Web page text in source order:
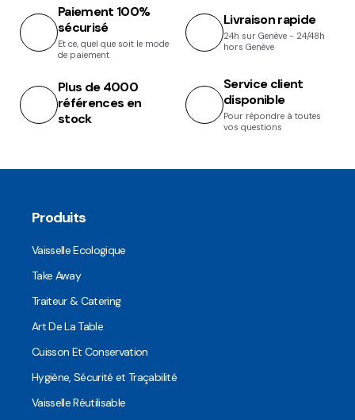
Paiement 100%
sécurisé
Et ce, quel que soit le mode
de paiement
Livraison rapide
24h sur Genève - 24/48h
hors Genève
Plus de 4000
références en
stock
Service client
disponible
Pour répondre à toutes
vos questions
Produits
Vaisselle Ecologique
Take Away
Traiteur & Catering
Art De La Table
Cuisson Et Conservation
Hygiène, Sécurité et Traçabilité
Vaisselle Réutilisable